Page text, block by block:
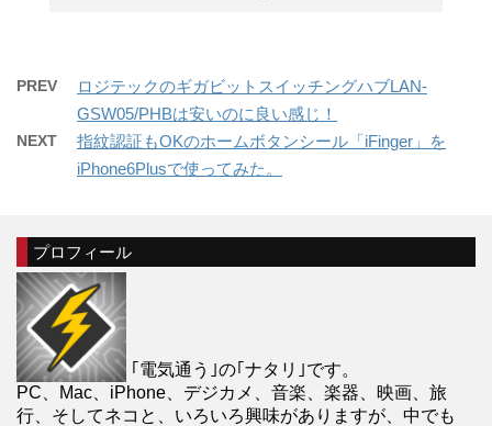
PREV
ロジテックのギガビットスイッチングハブLAN-
GSW05/PHBは安いのに良い感じ！
NEXT
指紋認証もOKのホームボタンシール「iFinger」を
iPhone6Plusで使ってみた。
プロフィール
｢電気通う｣の｢ナタリ｣です。
PC、Mac、iPhone、デジカメ、音楽、楽器、映画、旅
行、そしてネコと、いろいろ興味がありますが、中でも